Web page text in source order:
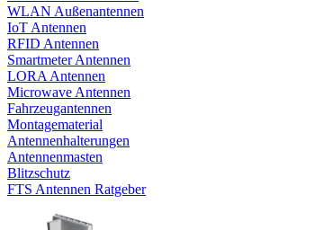
WLAN Außenantennen
IoT Antennen
RFID Antennen
Smartmeter Antennen
LORA Antennen
Microwave Antennen
Fahrzeugantennen
Montagematerial
Antennenhalterungen
Antennenmasten
Blitzschutz
FTS Antennen Ratgeber